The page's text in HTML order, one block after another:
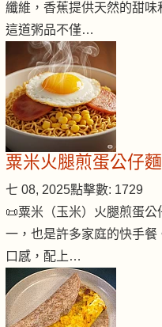
纖維，香蕉提供天然的甜味
這道粥品不僅…
粟米火腿煎蛋公仔麵
七 08, 2025點擊數: 1729
📜粟米（玉米）火腿煎蛋
一，也是許多家庭的快手
口感，配上…